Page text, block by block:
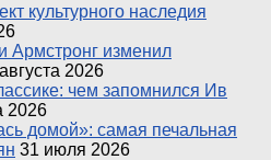
культурного наследия
Армстронг изменил
2026
чем запомнился Ив
2026
домой»: самая печальная
31 июля 2026